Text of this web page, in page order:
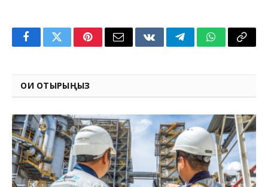
FacebookTwitterPinterestEmail VKontakteTelegramWhatsApp
Copy
ОҚИ ОТЫРЫҢЫЗ